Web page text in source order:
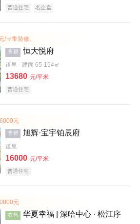
普通住宅 名企盘
/㎡带装修。
售罄 恒大悦府
道里 建面 65-154㎡
13680 元/平米
普通住宅
元
售罄 旭辉·宝宇铂辰府
道里
16000 元/平米
普通住宅
元
在售 华夏幸福 | 深哈中心 · 松江序